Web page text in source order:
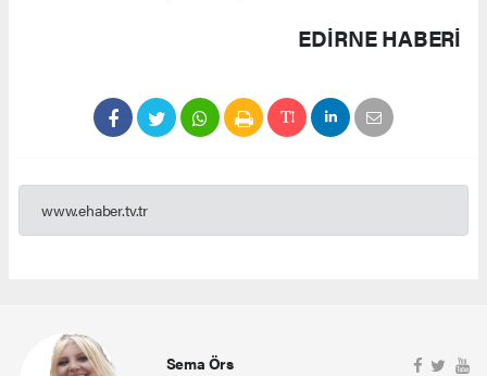
EDIRNE HABERİ
www.ehaber.tv.tr
Sema Örs